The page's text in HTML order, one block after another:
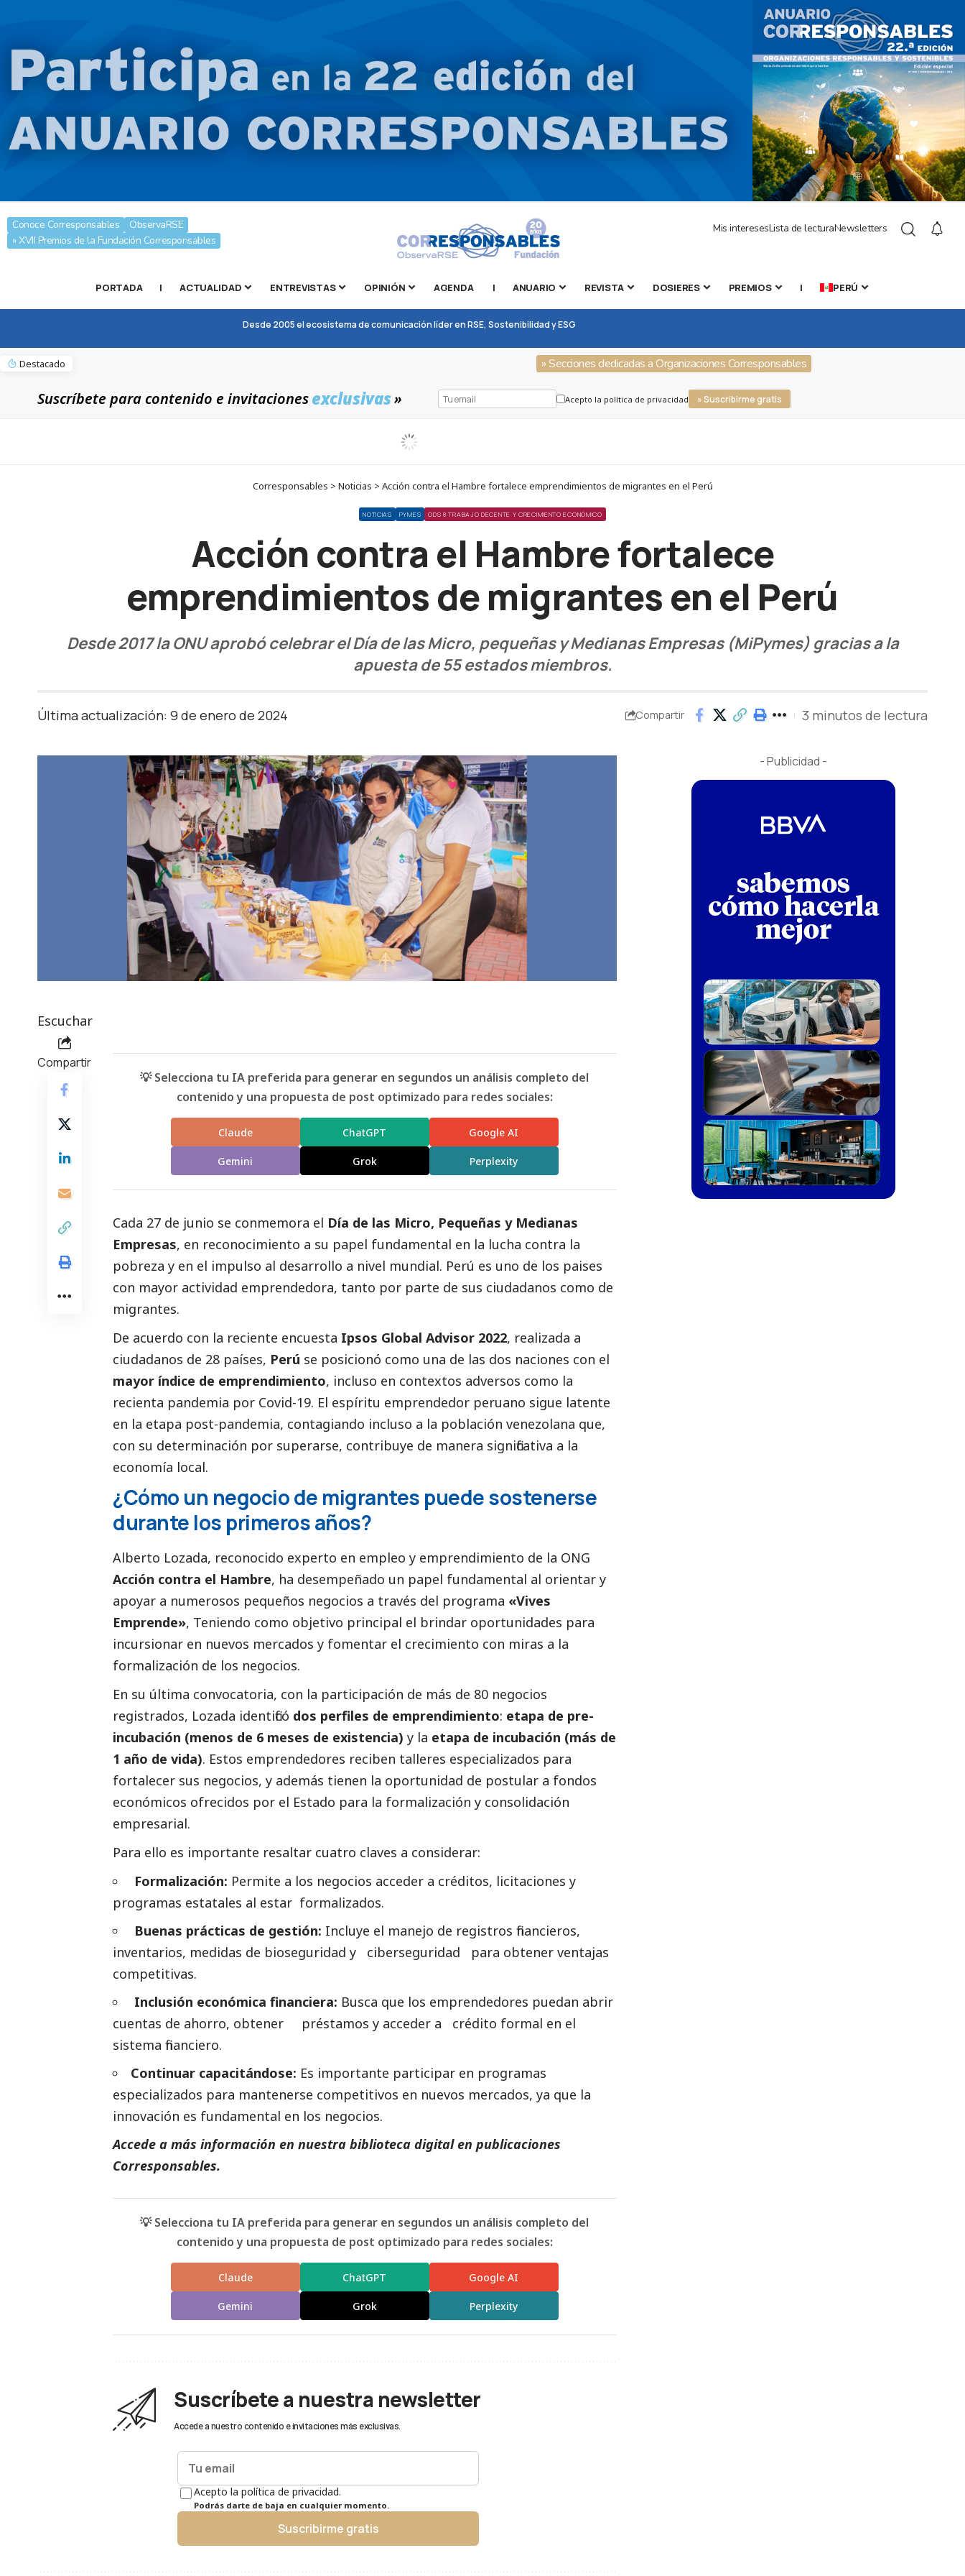
Conoce Corresponsables
ObservaRSE
» XVII Premios de la Fundación Corresponsables
Mis interesesLista de lecturaNewsletters
PORTADA | ACTUALIDAD ENTREVISTAS OPINIÓN AGENDA | ANUARIO REVISTA DOSIERES PREMIOS | PERÚ
Desde 2005 el ecosistema de comunicación líder en RSE, Sostenibilidad y ESG
Destacado » Secciones dedicadas a Organizaciones Corresponsables
Suscríbete para contenido e invitacionesexclusivas» Acepto la política de privacidad » Suscribirme gratis
Corresponsables > Noticias > Acción contra el Hambre fortalece emprendimientos de migrantes en el Perú
NOTICIAS PYMES ODS 8 TRABAJO DECENTE Y CRECIMIENTO ECONÓMICO
Acción contra el Hambre fortalece
emprendimientos de migrantes en el Perú
Desde 2017 la ONU aprobó celebrar el Día de las Micro, pequeñas y Medianas Empresas (MiPymes) gracias a la
apuesta de 55 estados miembros.
Última actualización: 9 de enero de 2024 Compartir 3 minutos de lectura
Escuchar
Compartir
💡 Selecciona tu IA preferida para generar en segundos un análisis completo del
contenido y una propuesta de post optimizado para redes sociales:
Claude ChatGPT Google AI
Gemini Grok Perplexity
Cada 27 de junio se conmemora el Día de las Micro, Pequeñas y Medianas
Empresas, en reconocimiento a su papel fundamental en la lucha contra la
pobreza y en el impulso al desarrollo a nivel mundial. Perú es uno de los paises
con mayor actividad emprendedora, tanto por parte de sus ciudadanos como de
migrantes.
De acuerdo con la reciente encuesta Ipsos Global Advisor 2022, realizada a
ciudadanos de 28 países, Perú se posicionó como una de las dos naciones con el
mayor índice de emprendimiento, incluso en contextos adversos como la
recienta pandemia por Covid-19. El espíritu emprendedor peruano sigue latente
en la etapa post-pandemia, contagiando incluso a la población venezolana que,
con su determinación por superarse, contribuye de manera significativa a la
economía local.
¿Cómo un negocio de migrantes puede sostenerse
durante los primeros años?
Alberto Lozada, reconocido experto en empleo y emprendimiento de la ONG
Acción contra el Hambre, ha desempeñado un papel fundamental al orientar y
apoyar a numerosos pequeños negocios a través del programa «Vives
Emprende», Teniendo como objetivo principal el brindar oportunidades para
incursionar en nuevos mercados y fomentar el crecimiento con miras a la
formalización de los negocios.
En su última convocatoria, con la participación de más de 80 negocios
registrados, Lozada identificó dos perfiles de emprendimiento: etapa de pre-
incubación (menos de 6 meses de existencia) y la etapa de incubación (más de
1 año de vida). Estos emprendedores reciben talleres especializados para
fortalecer sus negocios, y además tienen la oportunidad de postular a fondos
económicos ofrecidos por el Estado para la formalización y consolidación
empresarial.
Para ello es importante resaltar cuatro claves a considerar:
Formalización: Permite a los negocios acceder a créditos, licitaciones y
programas estatales al estar formalizados.
Buenas prácticas de gestión: Incluye el manejo de registros financieros,
inventarios, medidas de bioseguridad y ciberseguridad para obtener ventajas
competitivas.
Inclusión económica financiera: Busca que los emprendedores puedan abrir
cuentas de ahorro, obtener préstamos y acceder a crédito formal en el
sistema financiero.
Continuar capacitándose: Es importante participar en programas
especializados para mantenerse competitivos en nuevos mercados, ya que la
innovación es fundamental en los negocios.
Accede a más información en nuestra biblioteca digital en publicaciones
Corresponsables.
💡 Selecciona tu IA preferida para generar en segundos un análisis completo del
contenido y una propuesta de post optimizado para redes sociales:
Claude ChatGPT Google AI
Gemini Grok Perplexity
Suscríbete a nuestra newsletter
Accede a nuestro contenido e invitaciones más exclusivas.
Acepto la política de privacidad.
Podrás darte de baja en cualquier momento.
Suscribirme gratis
- Publicidad -